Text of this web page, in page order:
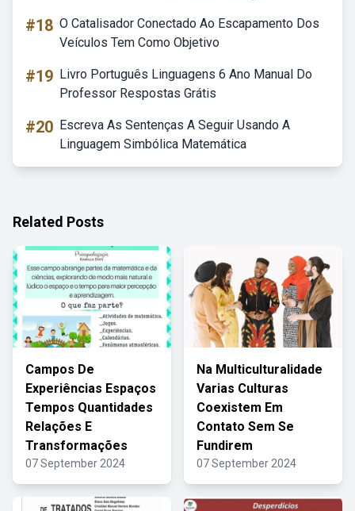
#18 O Catalisador Conectado Ao Escapamento Dos
Veículos Tem Como Objetivo
#19 Livro Português Linguagens 6 Ano Manual Do
Professor Respostas Grátis
#20 Escreva As Sentenças A Seguir Usando A
Linguagem Simbólica Matemática
Related Posts
Campos De
Experiências Espaços
Tempos Quantidades
Relações E
Transformações
07 September 2024
Na Multiculturalidade
Varias Culturas
Coexistem Em
Contato Sem Se
Fundirem
07 September 2024